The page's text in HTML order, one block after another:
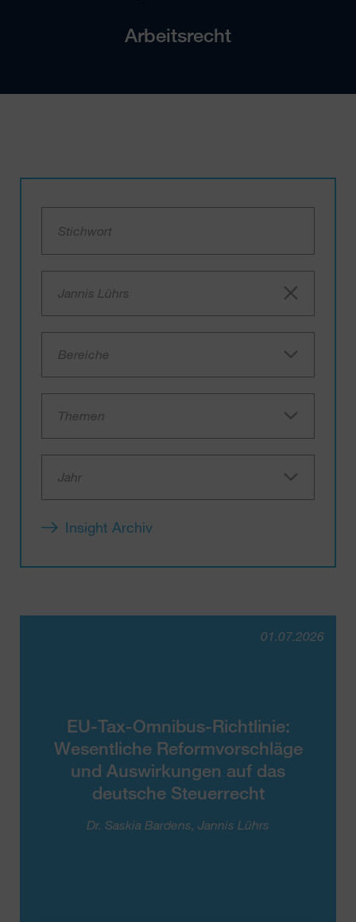
Arbeitsrecht
Jannis Lührs
Bereiche
Themen
Jahr
Insight Archiv
EU-Tax-Omnibus-Richtlinie:
Wesentliche Reformvorschläge
und Auswirkungen auf das
deutsche Steuerrecht
01.07.2026
Dr. Saskia Bardens Jannis Lührs